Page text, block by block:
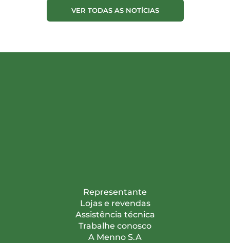
VER TODAS AS NOTÍCIAS
Representante
Lojas e revendas
Assistência técnica
Trabalhe conosco
A Menno S.A